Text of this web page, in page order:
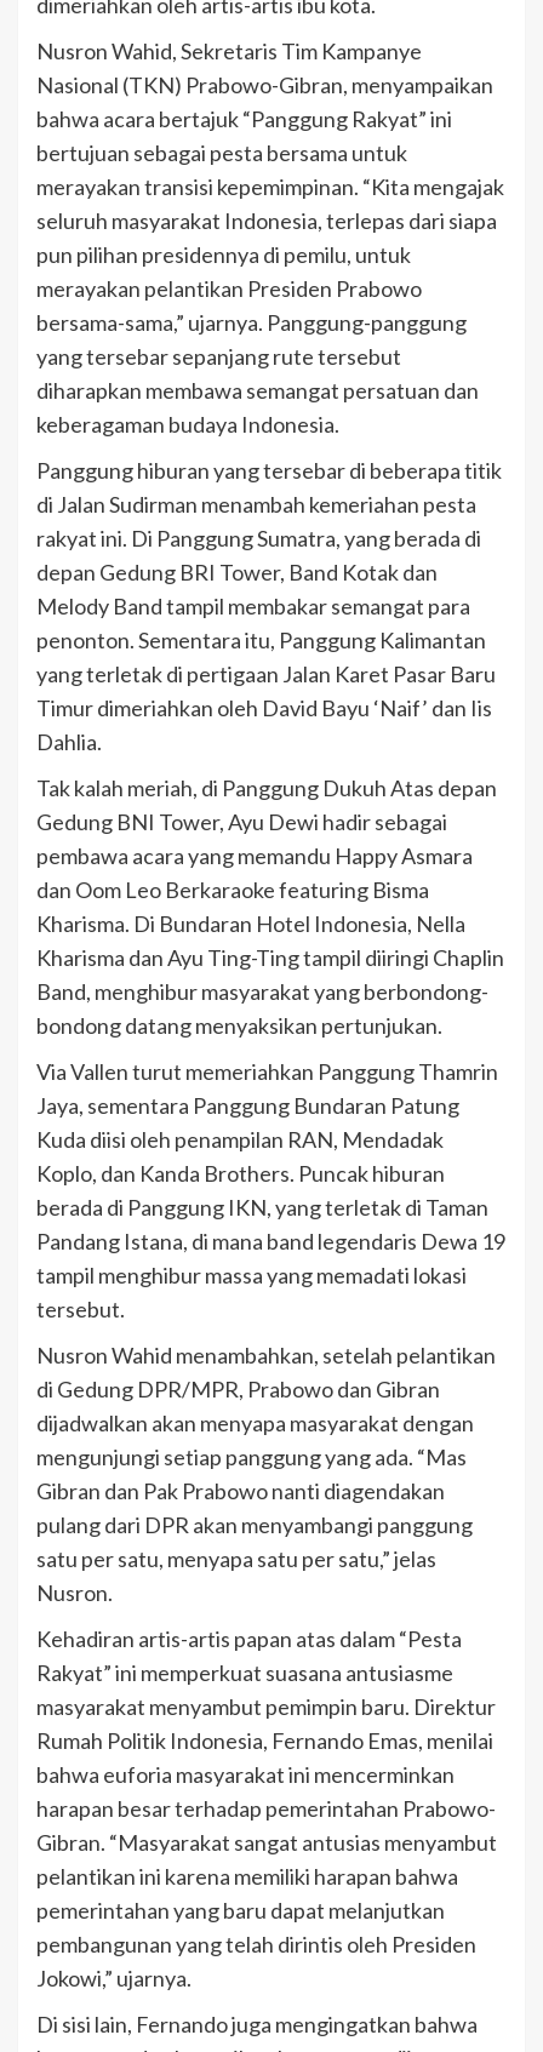
Nusron Wahid, Sekretaris Tim Kampanye
Nasional (TKN) Prabowo-Gibran, menyampaikan
bahwa acara bertajuk “Panggung Rakyat” ini
bertujuan sebagai pesta bersama untuk
merayakan transisi kepemimpinan. “Kita mengajak
seluruh masyarakat Indonesia, terlepas dari siapa
pun pilihan presidennya di pemilu, untuk
merayakan pelantikan Presiden Prabowo
bersama-sama,” ujarnya. Panggung-panggung
yang tersebar sepanjang rute tersebut
diharapkan membawa semangat persatuan dan
keberagaman budaya Indonesia.
Panggung hiburan yang tersebar di beberapa titik
di Jalan Sudirman menambah kemeriahan pesta
rakyat ini. Di Panggung Sumatra, yang berada di
depan Gedung BRI Tower, Band Kotak dan
Melody Band tampil membakar semangat para
penonton. Sementara itu, Panggung Kalimantan
yang terletak di pertigaan Jalan Karet Pasar Baru
Timur dimeriahkan oleh David Bayu ‘Naif’ dan Iis
Dahlia.
Tak kalah meriah, di Panggung Dukuh Atas depan
Gedung BNI Tower, Ayu Dewi hadir sebagai
pembawa acara yang memandu Happy Asmara
dan Oom Leo Berkaraoke featuring Bisma
Kharisma. Di Bundaran Hotel Indonesia, Nella
Kharisma dan Ayu Ting-Ting tampil diiringi Chaplin
Band, menghibur masyarakat yang berbondong-
bondong datang menyaksikan pertunjukan.
Via Vallen turut memeriahkan Panggung Thamrin
Jaya, sementara Panggung Bundaran Patung
Kuda diisi oleh penampilan RAN, Mendadak
Koplo, dan Kanda Brothers. Puncak hiburan
berada di Panggung IKN, yang terletak di Taman
Pandang Istana, di mana band legendaris Dewa 19
tampil menghibur massa yang memadati lokasi
tersebut.
Nusron Wahid menambahkan, setelah pelantikan
di Gedung DPR/MPR, Prabowo dan Gibran
dijadwalkan akan menyapa masyarakat dengan
mengunjungi setiap panggung yang ada. “Mas
Gibran dan Pak Prabowo nanti diagendakan
pulang dari DPR akan menyambangi panggung
satu per satu, menyapa satu per satu,” jelas
Nusron.
Kehadiran artis-artis papan atas dalam “Pesta
Rakyat” ini memperkuat suasana antusiasme
masyarakat menyambut pemimpin baru. Direktur
Rumah Politik Indonesia, Fernando Emas, menilai
bahwa euforia masyarakat ini mencerminkan
harapan besar terhadap pemerintahan Prabowo-
Gibran. “Masyarakat sangat antusias menyambut
pelantikan ini karena memiliki harapan bahwa
pemerintahan yang baru dapat melanjutkan
pembangunan yang telah dirintis oleh Presiden
Jokowi,” ujarnya.
Di sisi lain, Fernando juga mengingatkan bahwa